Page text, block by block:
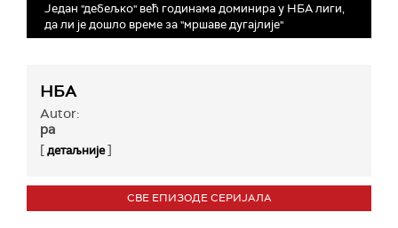
Један "дебељко" већ годинама доминира у НБА лиги,
да ли је дошло време за "мршаве дугајлије"
НБА
Autor:
ра
[детаљније]
СВЕ ЕПИЗОДЕ СЕРИЈАЛА